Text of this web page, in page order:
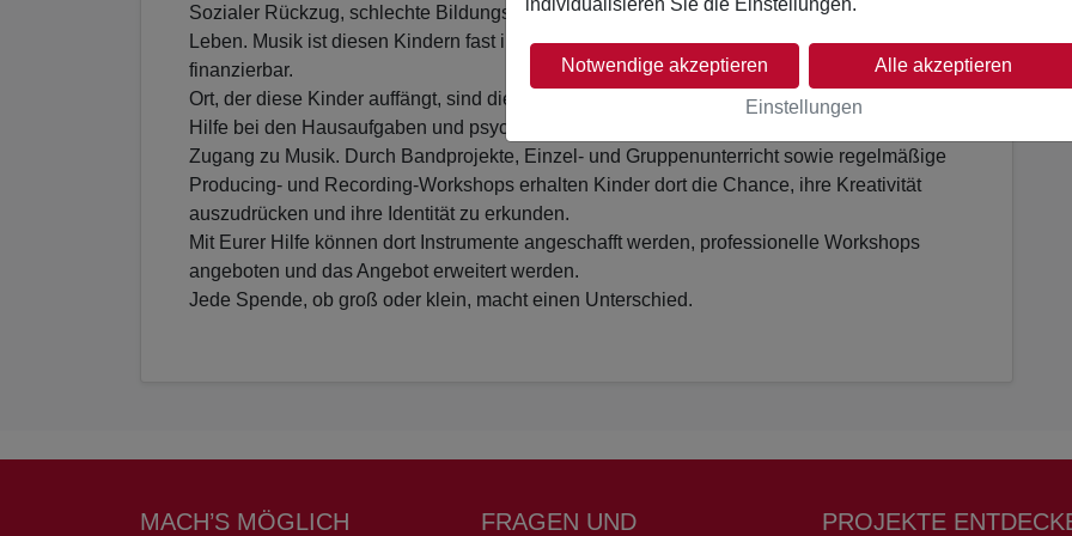
Notwendige akzeptieren Alle akzeptieren
Einstellungen
Sozialer Rückzug, schlechte Bildungschancen und gesundheitliche Risiken prägen ihr
Leben. Musik ist diesen Kindern fast immer unzugänglich. Musikunterricht niemals
finanzierbar.
Ort, der diese Kinder auffängt, sind die offenen Türen. Neben einem warmen Mittagessen,
Hilfe bei den Hausaufgaben und psychologischer Betreuung erhalten die Kinder hier
Zugang zu Musik. Durch Bandprojekte, Einzel- und Gruppenunterricht sowie regelmäßige
Producing- und Recording-Workshops erhalten Kinder dort die Chance, ihre Kreativität
auszudrücken und ihre Identität zu erkunden.
Mit Eurer Hilfe können dort Instrumente angeschafft werden, professionelle Workshops
angeboten und das Angebot erweitert werden.
Jede Spende, ob groß oder klein, macht einen Unterschied.
MACH’S MÖGLICH FRAGEN UND PROJEKTE